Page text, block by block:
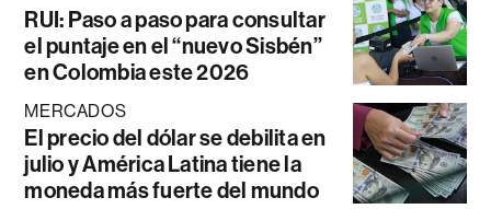
RUI: Paso a paso para consultar
el puntaje en el “nuevo Sisbén”
en Colombia este 2026
MERCADOS
El precio del dólar se debilita en
julio y América Latina tiene la
moneda más fuerte del mundo